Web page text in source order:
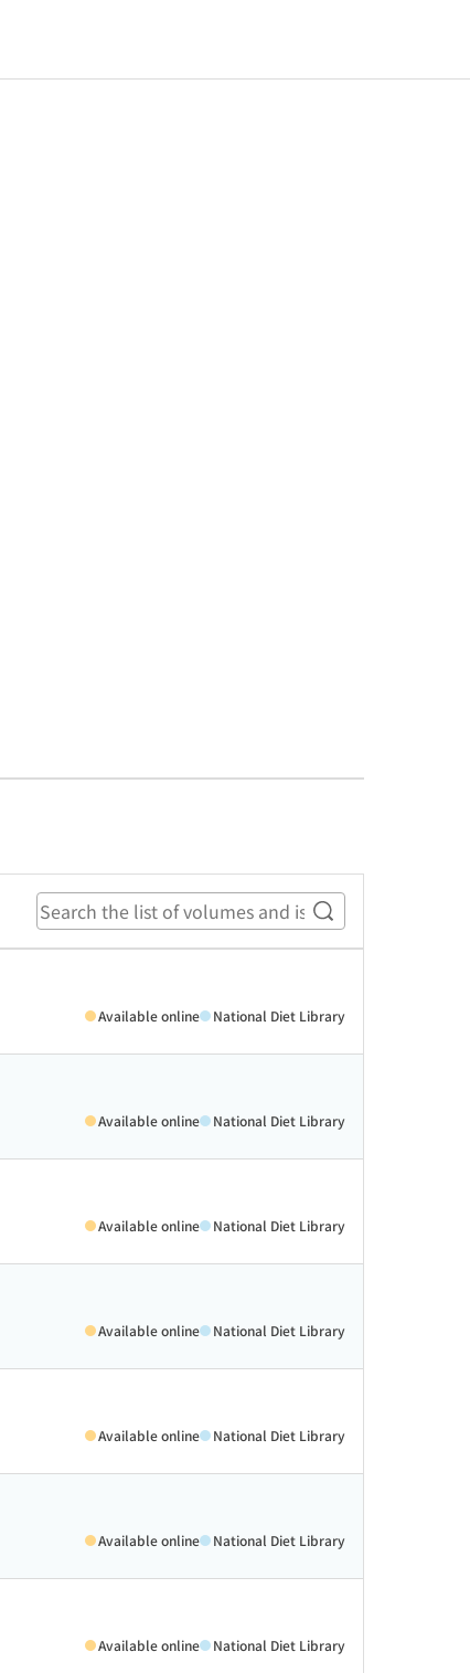
Search the list
Available online National Diet Library
Available online National Diet Library
Available online National Diet Library
Available online National Diet Library
Available online National Diet Library
Available online National Diet Library
Available online National Diet Library